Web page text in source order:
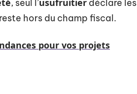
, seul l’usufruitier déclare les
reste hors du champ fiscal.
pour vos projets